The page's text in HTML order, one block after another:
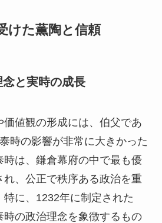
けた薫陶と信頼
と実時の成長
値観の形成には、伯父であ
時の影響が非常に大きかった
時は、鎌倉幕府の中で最も優
れ、公正で秩序ある政治を重
に、1232年に制定された
時の政治理念を象徴するもの